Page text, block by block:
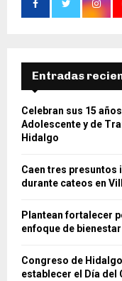
Entradas
Celebran sus 15
Adolescente y de
Hidalgo
Caen tres
durante cateos en
Plantean fortalecer
enfoque de
Congreso de
establecer el Día del